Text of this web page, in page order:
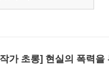
기라는 치열한 노동을
면, 그렇게 쓴 글이 누군
터 너는 작가, 이 글부
가 초롱] 현실의 폭력을